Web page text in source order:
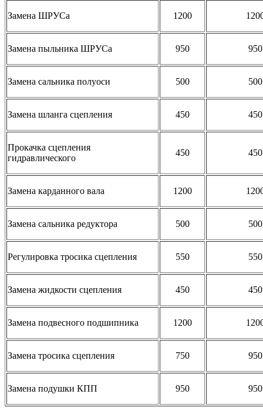
Замена ШРУСа 1200
Замена пыльника ШРУСа 950 950
Замена сальника полуоси 500 500
Замена шланга сцепления 450 450
Прокачка сцепления
гидравлического
450 450
Замена карданного вала 1200
Замена сальника редуктора 500 500
Регулировка тросика сцепления 550 550
Замена жидкости сцепления 450 450
Замена подвесного подшипника 1200
Замена тросика сцепления 750 950
Замена подушки КПП 950 950